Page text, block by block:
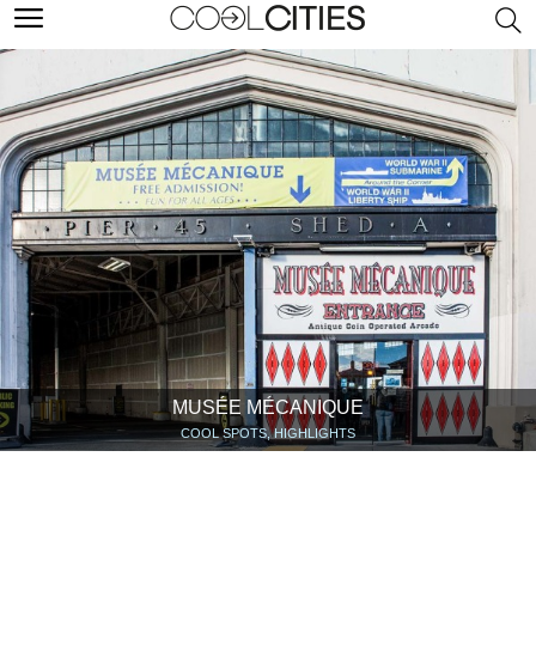
MUSÉE MÉCANIQUE
COOL SPOTS, HIGHLIGHTS